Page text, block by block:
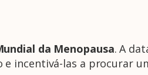
da Menopausa. A
incentivá-las a procurar